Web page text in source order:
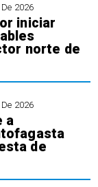
2026
iniciar
norte de
2026
a
de